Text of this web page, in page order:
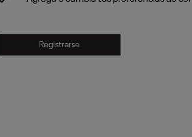
Registrarse